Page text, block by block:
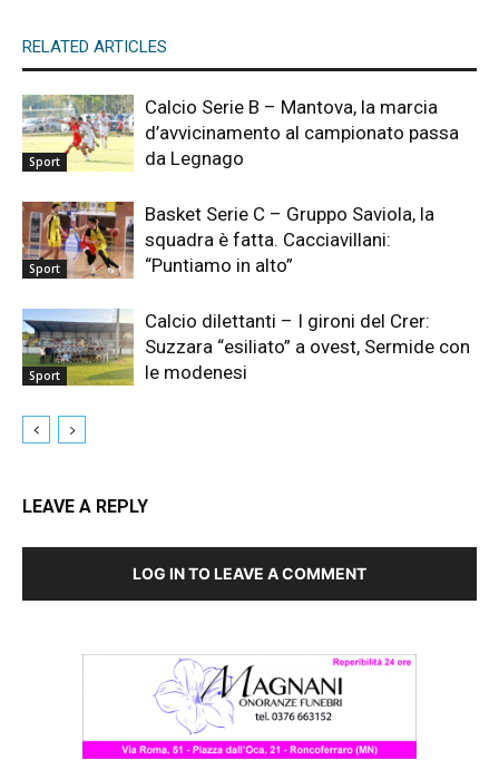
RELATED ARTICLES
Sport
Calcio Serie B – Mantova, la marcia
d’avvicinamento al campionato passa
da Legnago
Sport
Basket Serie C – Gruppo Saviola, la
squadra è fatta. Cacciavillani:
“Puntiamo in alto”
Sport
Calcio dilettanti – I gironi del Crer:
Suzzara “esiliato” a ovest, Sermide con
le modenesi
LEAVE A REPLY
LOG IN TO LEAVE A COMMENT